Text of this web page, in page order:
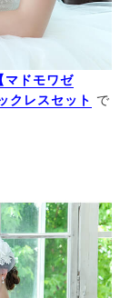
マドモワゼ
クレスセット で